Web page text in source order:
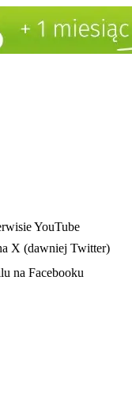
YouTube
X (dawniej Twitter)
na Facebooku